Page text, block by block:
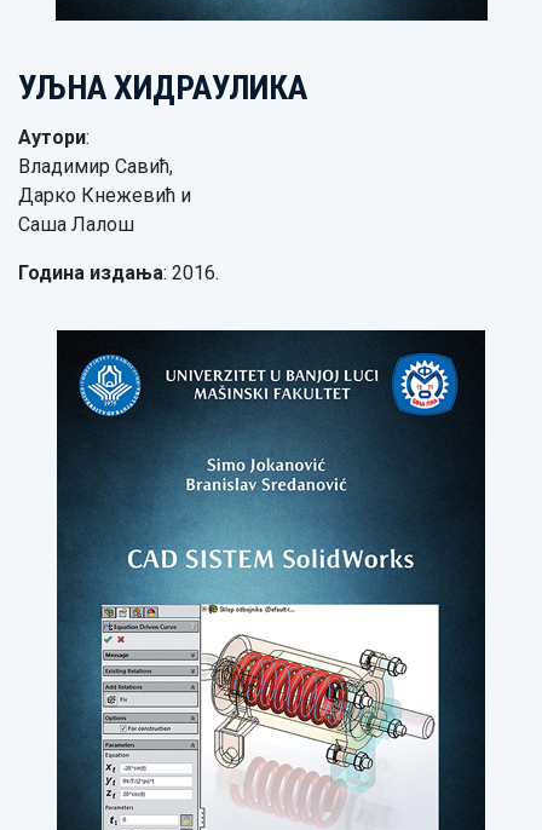
УЉНА ХИДРАУЛИКА
Аутори:
Владимир Савић,
Дарко Кнежевић и
Саша Лалош
Година издања: 2016.